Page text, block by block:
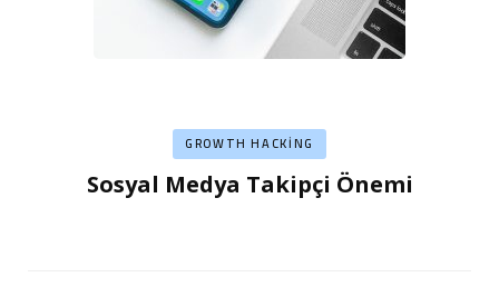
GROWTH HACKING
Sosyal Medya Takipçi Önemi